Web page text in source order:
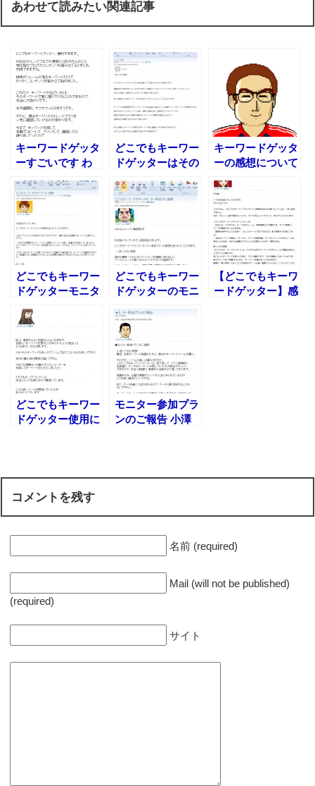
あわせて読みたい関連記事
キーワードゲッタ
ーすごいです わ
かなさん
どこでもキーワー
ドゲッターはその
名の通りどこでも
使えるのでかなり
助かります
キーワードゲッタ
ーの感想について
【どこでもキーワ
ードゲッター】
どこでもキーワー
ドゲッターモニタ
ー感想
どこでもキーワー
ドゲッターのモニ
ター参加プラン感
想
【どこでもキーワ
ードゲッター】感
どこでもキーワー
ドゲッター使用に
モニター参加プラ
ンのご報告 小澤
コメントを残す
名前 (required)
Mail (will not be published)
(required)
サイト